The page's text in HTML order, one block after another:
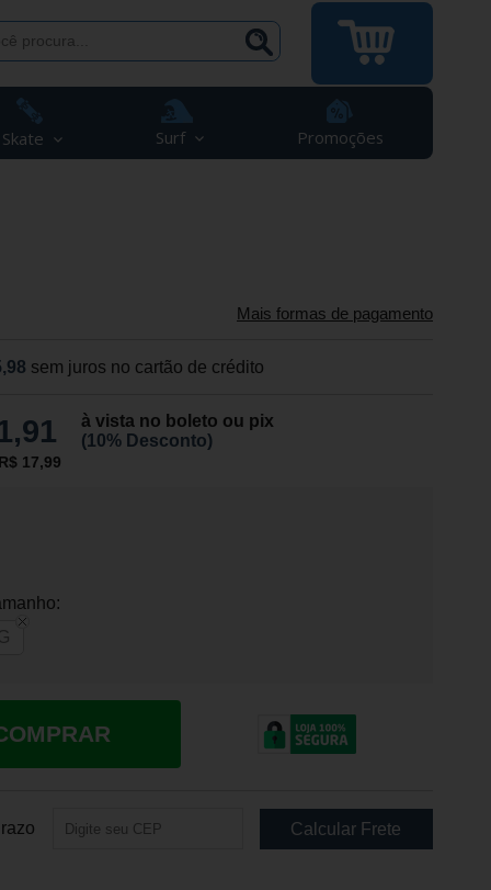
Skate Surf Promoções
Mais formas de pagamento
sem juros no cartão de crédito
à vista no boleto ou pix
(10% Desconto)
17,99